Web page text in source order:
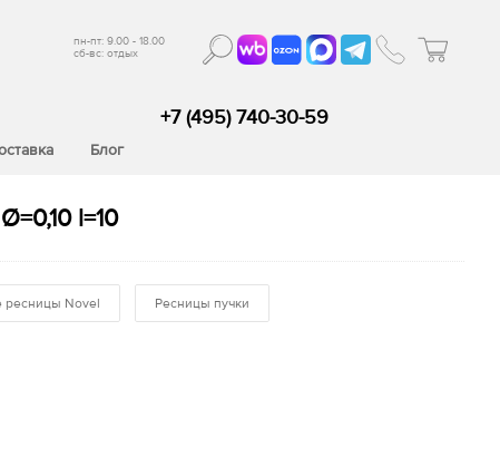
пн-пт: 9.00 - 18.00
сб-вс: отдых
Блог
+7 (495) 740-30-59
l=10
ресницы Novel Ресницы пучки